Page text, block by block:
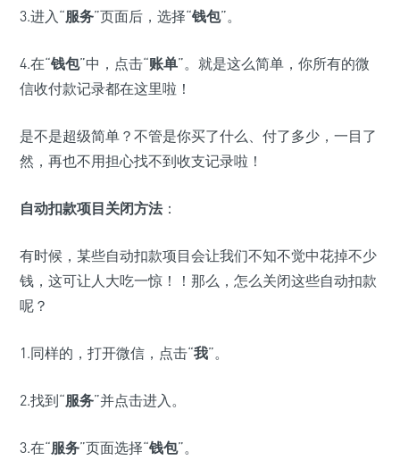
3.进入“服务”页面后，选择“钱包”。
4.在“钱包”中，点击“账单”。就是这么简单，你所有的微
信收付款记录都在这里啦！
是不是超级简单？不管是你买了什么、付了多少，一目了
然，再也不用担心找不到收支记录啦！
自动扣款项目关闭方法：
有时候，某些自动扣款项目会让我们不知不觉中花掉不少
钱，这可让人大吃一惊！！那么，怎么关闭这些自动扣款
呢？
1.同样的，打开微信，点击“我”。
2.找到“服务”并点击进入。
3.在“服务”页面选择“钱包”。